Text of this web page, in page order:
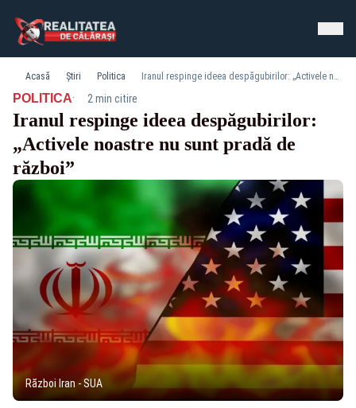
Acasă Știri Politica Iranul respinge ideea despăgubirilor: „Activele noastre nu sunt pradă de război”
POLITICA· 2 min citire
Iranul respinge ideea despăgubirilor:
„Activele noastre nu sunt pradă de
război”
Război Iran - SUA